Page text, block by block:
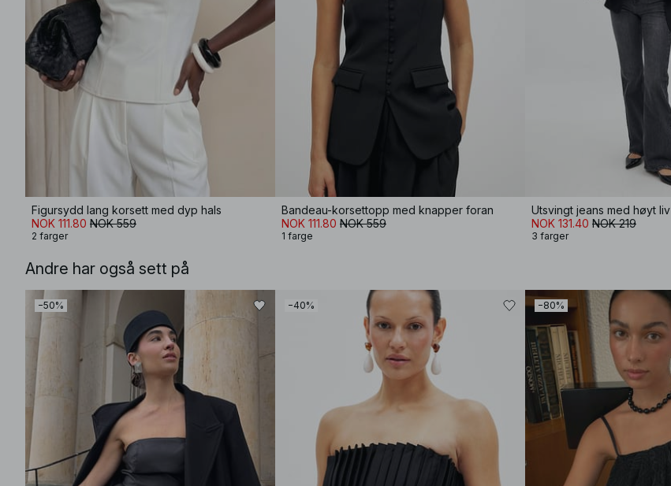
Figursydd lang korsett med dyp hals
NOK 111.80 NOK 559
2 farger
Bandeau-korsettopp med knapper foran
NOK 111.80 NOK 559
1 farge
Utsvingt jeans med høyt liv
NOK 131.40 NOK 219
3 farger
Andre har også sett på
−50% −40% −80%